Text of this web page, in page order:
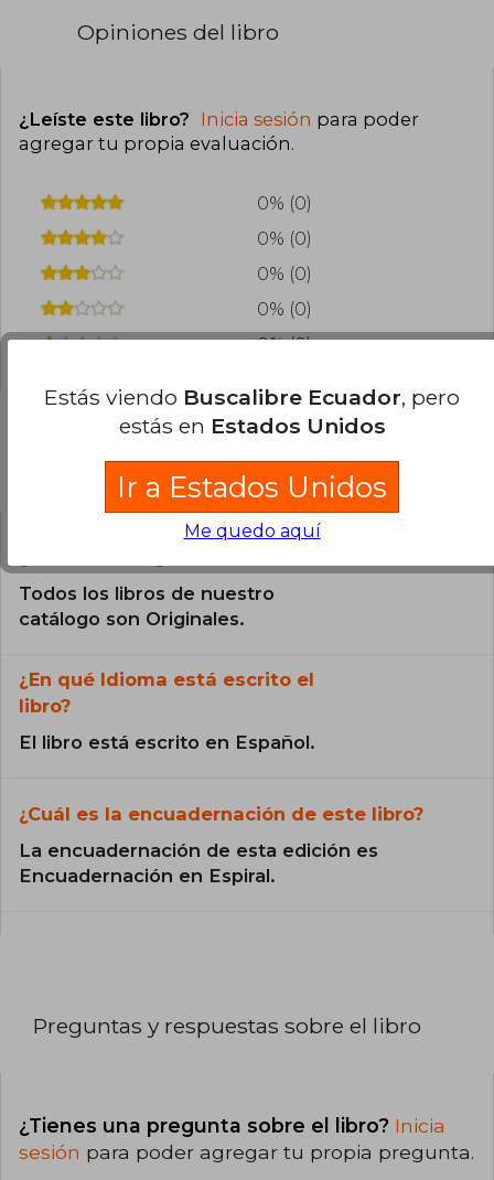
Opiniones del libro
¿Leíste este libro? Inicia sesión para poder
agregar tu propia evaluación.
0% (0)
0% (0)
0% (0)
0% (0)
0% (0)
Preguntas frecuentes sobre el libro
Todos los libros de nuestro
catálogo son Originales.
¿En qué Idioma está escrito el
libro?
El libro está escrito en Español.
¿Cuál es la encuadernación de este libro?
La encuadernación de esta edición es
Encuadernación en Espiral.
Preguntas y respuestas sobre el libro
¿Tienes una pregunta sobre el libro? Inicia
sesión para poder agregar tu propia pregunta.
Estás viendo Buscalibre Ecuador, pero
estás en Estados Unidos
Ir a Estados Unidos
Me quedo aquí